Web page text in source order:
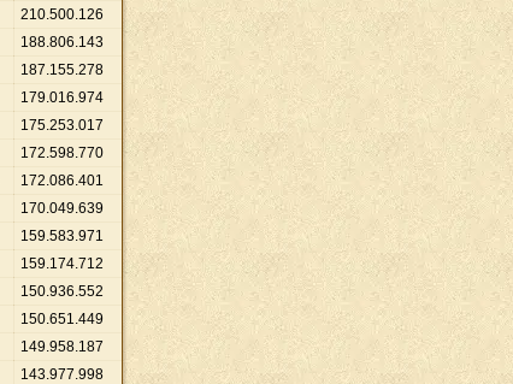
210.500.126
188.806.143
187.155.278
179.016.974
175.253.017
172.598.770
172.086.401
170.049.639
159.583.971
159.174.712
150.936.552
150.651.449
149.958.187
143.977.998